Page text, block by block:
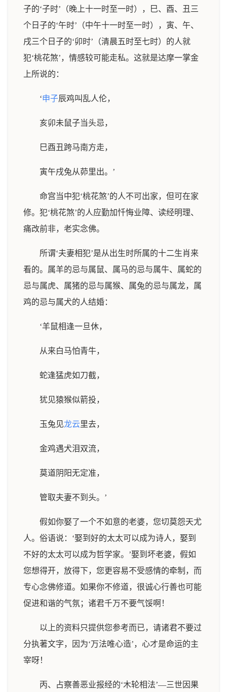
子的‘子时’（晚上十一时至一时），巳、酉、丑三
个日子的‘午时’（中午十一时至一时），寅、午、
戌三个日子的‘卯时’（清晨五时至七时）的人就
犯‘桃花煞’，情感较可能走私。这就是达摩一掌金
上所说的：
‘申子辰鸡叫乱人伦，
亥卯未鼠子当头忌，
巳酉丑跨马南方走，
寅午戌兔从茆里出。’
命宫当中犯‘桃花煞’的人不可出家，但可在家
修。犯‘桃花煞’的人应勤加忏悔业障、读经明理、
痛改前非，老实念佛。
所谓‘夫妻相犯’是从出生时所属的十二生肖来
看的。属羊的忌与属鼠、属马的忌与属牛、属蛇的
忌与属虎、属猪的忌与属猴、属兔的忌与属龙，属
鸡的忌与属犬的人结婚：
‘羊鼠相逢一旦休，
从来白马怕青牛，
蛇逢猛虎如刀截，
犹见猿猴似箭投，
玉兔见龙云里去，
金鸡遇犬泪双流，
莫道阴阳无定准，
管取夫妻不到头。’
假如你娶了一个不如意的老婆，您切莫怨天尤
人。俗语说：‘娶到好的太太可以成为诗人，娶到
不好的太太可以成为哲学家。’娶到坏老婆，假如
您想得开，放得下，您更容易不受感情的牵制，而
专心念佛修道。如果你不修道，很诚心行善也可能
促进和谐的气氛；诸君千万不要气馁啊！
以上的资料只提供您参考而已，请诸君不要过
分执著文字，因为‘万法唯心造’，心才是命运的主
宰呀！
丙、占察善恶业报经的‘木轮相法’—三世因果